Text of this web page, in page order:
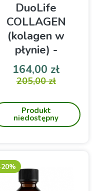
DuoLife
COLLAGEN
(kolagen w
płynie) -
suplement diety
750ml
Collagen to płynny
dzięki kolagenowi,
witaminie C i ekstraktom
wspiera zdrowie
organizm od wewnątrz.
Cena
164,00 złCena
205,00 zł
Produkt
niedostępny